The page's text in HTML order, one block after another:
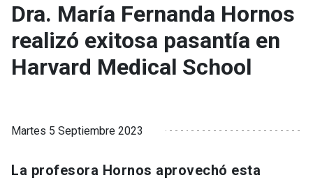
Dra. María Fernanda Hornos
realizó exitosa pasantía en
Harvard Medical School
Martes 5 Septiembre 2023
La profesora Hornos aprovechó esta